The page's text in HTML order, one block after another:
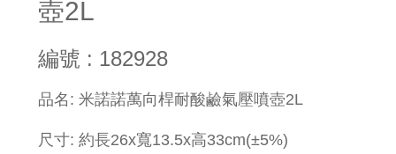
壺2L
編號 : 182928
品名: 米諾諾萬向桿耐酸鹼氣壓噴壺2L
尺寸: 約長26x寬13.5x高33cm(±5%)